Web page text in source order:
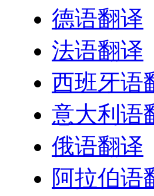
德语翻译
法语翻译
西班牙语
意大利语
俄语翻译
阿拉伯语